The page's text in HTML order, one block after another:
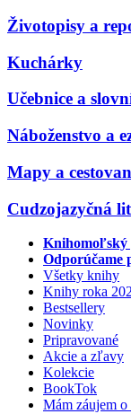
Životopisy a
Kuchárky
Učebnice a
Náboženstvo a
Mapy a
Cudzojazyčná
Knihomoľský
Odporúčame
Všetky knihy
Knihy roka
Bestsellery
Novinky
Pripravované
Akcie a zľavy
Kolekcie
BookTok
Mám záujem o